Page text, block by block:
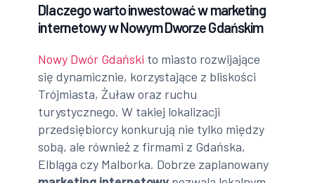
Dlaczego warto inwestować w marketing
internetowy w Nowym Dworze Gdańskim
Nowy Dwór Gdański to miasto rozwijające
się dynamicznie, korzystające z bliskości
Trójmiasta, Żuław oraz ruchu
turystycznego. W takiej lokalizacji
przedsiębiorcy konkurują nie tylko między
sobą, ale również z firmami z Gdańska,
Elbląga czy Malborka. Dobrze zaplanowany